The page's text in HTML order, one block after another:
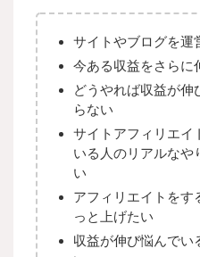
サイトやブログを運
今ある収益をさらに
どうやれば収益が伸
らない
サイトアフィリエイ
いる人のリアルなや
い
アフィリエイトをす
っと上げたい
収益が伸び悩んでい